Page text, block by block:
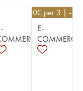
76,50€ per 3 | -
E-
COMMERCE